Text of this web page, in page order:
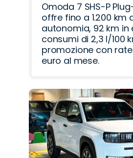
Omoda 7 SHS-P
offre fino a 1.200 km
autonomia, 92 km in
consumi di 2,3 l/100
promozione con rate
euro al mese.